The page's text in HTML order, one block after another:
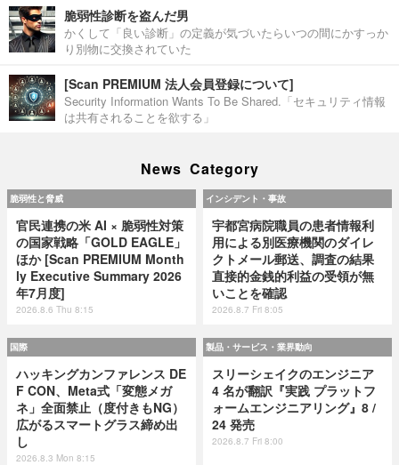
脆弱性診断を盗んだ男
かくして「良い診断」の定義が気づいたらいつの間にかすっか
り別物に交換されていた
[Scan PREMIUM 法人会員登録について]
Security Information Wants To Be Shared.「セキュリティ情報
は共有されることを欲する」
News Category
脆弱性と脅威
官民連携の米 AI × 脆弱性対策
の国家戦略「GOLD EAGLE」
ほか [Scan PREMIUM Month
ly Executive Summary 2026
年7月度]
2026.8.6 Thu 8:15
インシデント・事故
宇都宮病院職員の患者情報利
用による別医療機関のダイレ
クトメール郵送、調査の結果
直接的金銭的利益の受領が無
いことを確認
2026.8.7 Fri 8:05
国際
ハッキングカンファレンス DE
F CON、Meta式「変態メガ
ネ」全面禁止（度付きもNG）
広がるスマートグラス締め出
し
2026.8.3 Mon 8:15
製品・サービス・業界動向
スリーシェイクのエンジニア
4 名が翻訳『実践 プラットフ
ォームエンジニアリング』8 /
24 発売
2026.8.7 Fri 8:00